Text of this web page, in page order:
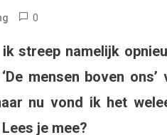
0
14
,
De
streep namelijk
mensen boven
nu vond ik het
je mee?